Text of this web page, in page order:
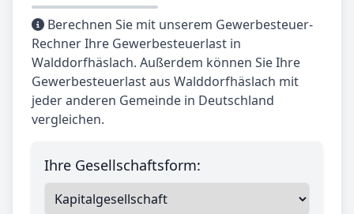
Berechnen Sie mit unserem Gewerbesteuer-
Rechner Ihre Gewerbesteuerlast in
Walddorfhäslach. Außerdem können Sie Ihre
Gewerbesteuerlast aus Walddorfhäslach mit
jeder anderen Gemeinde in Deutschland
vergleichen.
Ihre Gesellschaftsform: